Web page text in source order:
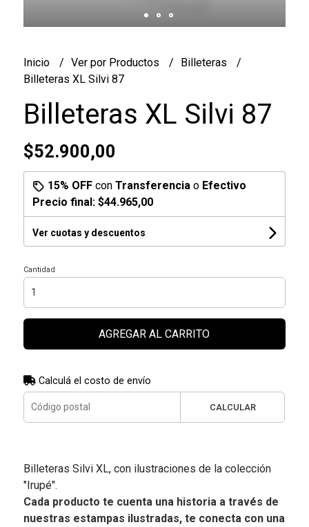
Inicio Ver por Productos
Billeteras
Billeteras XL Silvi 87
Billeteras XL Silvi 87
$52.900,00
15% OFFcon Transferencia o Efectivo
Precio final: $44.965,00
Ver cuotas y descuentos
Cantidad
AGREGAR AL CARRITO
Calculá el costo de envío
CALCULAR
Billeteras Silvi XL, con ilustraciones de la colección
"Irupé".
Cada producto te cuenta una historia a través de
nuestras estampas ilustradas, te conecta con una